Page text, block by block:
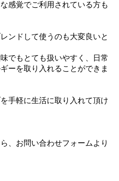
感覚でご利用されている方も
ンドして使うのも大変良いと
でもとても扱いやすく、日常
ーを取り入れることができま
手軽に生活に取り入れて頂け
、お問い合わせフォームより